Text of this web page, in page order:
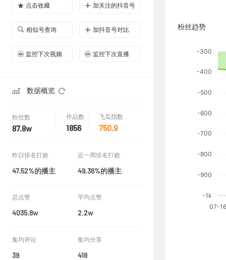
点击收藏 加关注的抖音号
相似号查询 加抖音号对比
监控下次视频 监控下次直播
数据概览
粉丝数
87.8w
作品数
1856
飞瓜指数
750.9
昨日排名打败
47.52%的播主
近一周排名打败
49.36%的播主
总点赞
4035.8w
平均点赞
2.2w
集均评论
39
集均分享
418
粉丝趋势